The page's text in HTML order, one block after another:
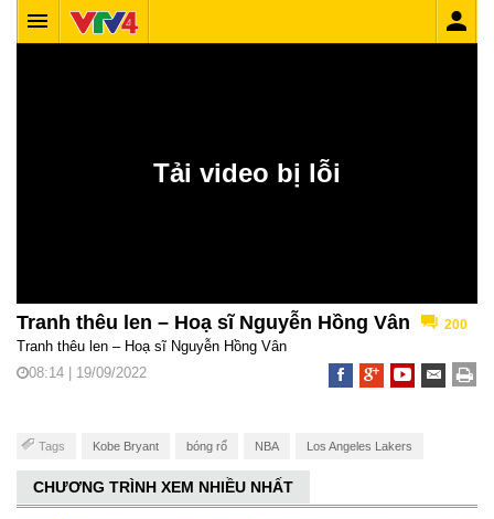
Tranh thêu len – Hoạ sĩ Nguyễn Hồng Vân 200
Tranh thêu len – Hoạ sĩ Nguyễn Hồng Vân
08:14 | 19/09/2022
Tags Kobe Bryant bóng rổ NBA Los Angeles Lakers
CHƯƠNG TRÌNH XEM NHIỀU NHẤT